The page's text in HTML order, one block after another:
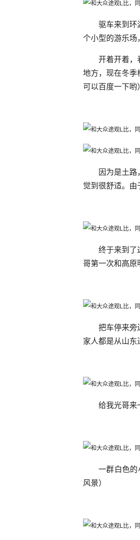
驱车来到环
个小型的游乐场
开着开着，
地方，现在冬
可以百度一下哟）
因为是土
觉到很舒适。由
终于来到了
哥第一次和高原
把车停来旁
家人都是从山东
给我光哥来
一群白色
风景）